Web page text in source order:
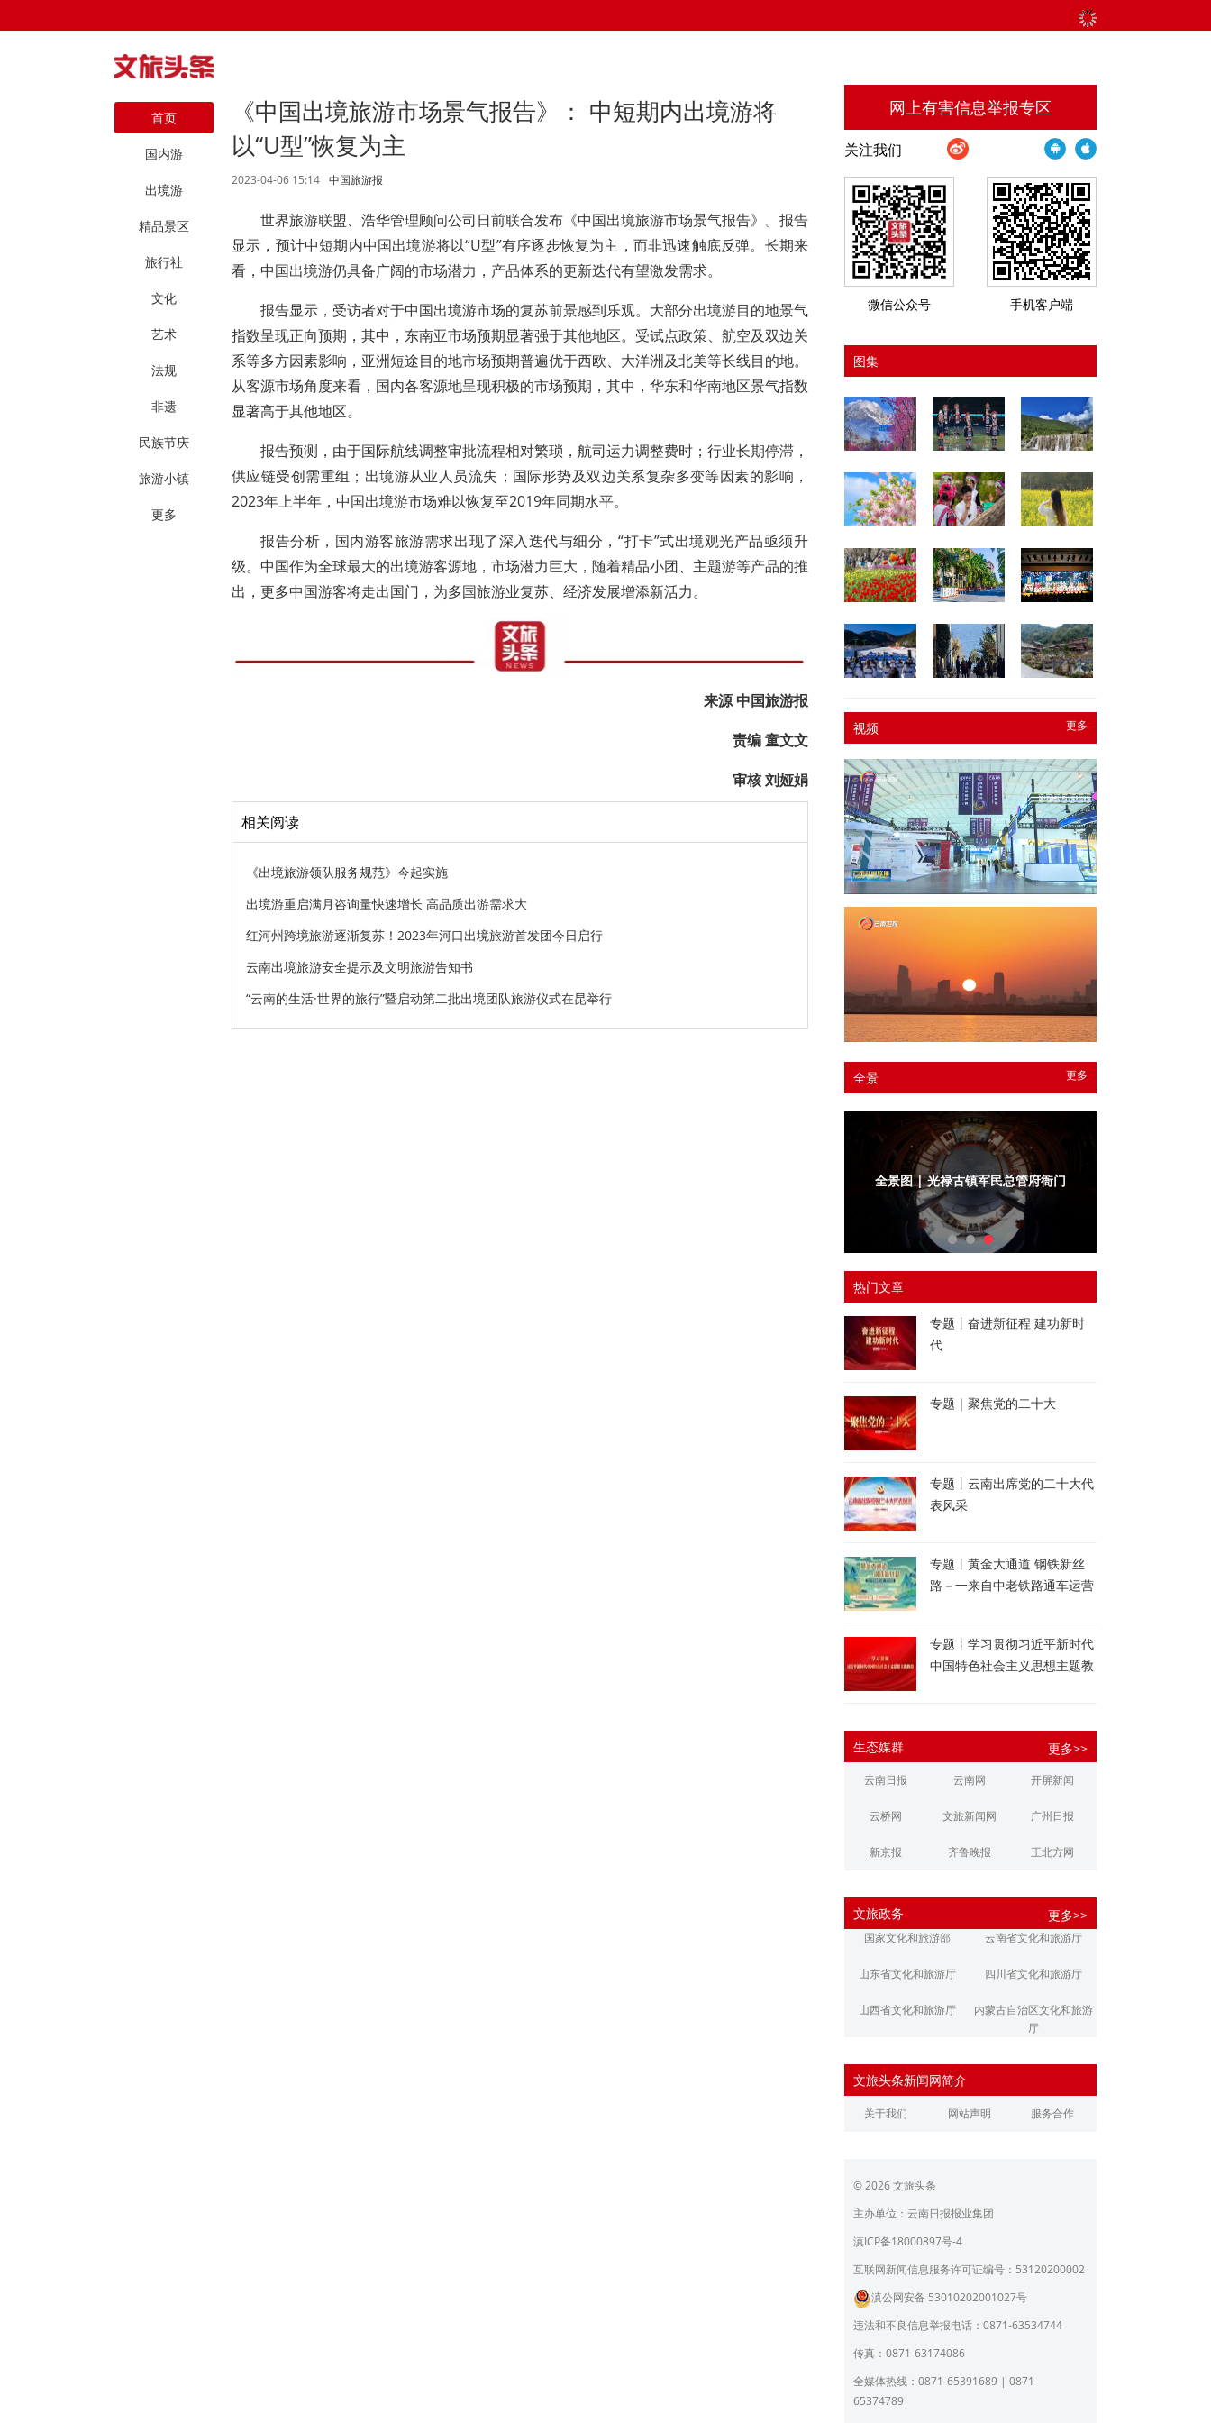
首页
国内游
出境游
精品景区
旅行社
文化
艺术
法规
非遗
民族节庆
旅游小镇
更多
《中国出境旅游市场景气报告》： 中短期内出境游将
以“U型”恢复为主
2023-04-06 15:14 中国旅游报
世界旅游联盟、浩华管理顾问公司日前联合发布《中国出境旅游市场景气报告》。报告
显示，预计中短期内中国出境游将以“U型”有序逐步恢复为主，而非迅速触底反弹。长期来
看，中国出境游仍具备广阔的市场潜力，产品体系的更新迭代有望激发需求。
报告显示，受访者对于中国出境游市场的复苏前景感到乐观。大部分出境游目的地景气
指数呈现正向预期，其中，东南亚市场预期显著强于其他地区。受试点政策、航空及双边关
系等多方因素影响，亚洲短途目的地市场预期普遍优于西欧、大洋洲及北美等长线目的地。
从客源市场角度来看，国内各客源地呈现积极的市场预期，其中，华东和华南地区景气指数
显著高于其他地区。
报告预测，由于国际航线调整审批流程相对繁琐，航司运力调整费时；行业长期停滞，
供应链受创需重组；出境游从业人员流失；国际形势及双边关系复杂多变等因素的影响，
2023年上半年，中国出境游市场难以恢复至2019年同期水平。
报告分析，国内游客旅游需求出现了深入迭代与细分，“打卡”式出境观光产品亟须升
级。中国作为全球最大的出境游客源地，市场潜力巨大，随着精品小团、主题游等产品的推
出，更多中国游客将走出国门，为多国旅游业复苏、经济发展增添新活力。
来源 中国旅游报
责编 童文文
审核 刘娅娟
相关阅读
《出境旅游领队服务规范》今起实施
出境游重启满月咨询量快速增长 高品质出游需求大
红河州跨境旅游逐渐复苏！2023年河口出境旅游首发团今日启行
云南出境旅游安全提示及文明旅游告知书
“云南的生活·世界的旅行”暨启动第二批出境团队旅游仪式在昆举行
网上有害信息举报专区
关注我们
微信公众号 手机客户端
图集
更多
视频
更多
全景
全景图 | 光禄古镇军民总管府衙门
热门文章
专题丨奋进新征程 建功新时
代
专题｜聚焦党的二十大
专题丨云南出席党的二十大代
表风采
专题丨黄金大通道 钢铁新丝
路－一来自中老铁路通车运营
专题丨学习贯彻习近平新时代
中国特色社会主义思想主题教
生态媒群 更多>>
云南日报 云南网 开屏新闻
云桥网 文旅新闻网 广州日报
新京报 齐鲁晚报 正北方网
江南都市报 潇湘晨报
文旅政务 更多>>
国家文化和旅游部 云南省文化和旅游厅
山东省文化和旅游厅 四川省文化和旅游厅
山西省文化和旅游厅
内蒙古自治区文化和旅游
厅
浙江省文化和旅游厅
江西省文化和旅游厅 河南省文化和旅游厅
广东省文化和旅游厅
育厅
陕西省文化和旅游厅 甘肃省文化和旅游厅
青海省文化和旅游厅
宁夏回族自治区文化和旅
北京市文旅局
上海市文化和旅游局
员会
文旅头条新闻网简介
关于我们 网站声明 服务合作
© 2026 文旅头条
主办单位：云南日报报业集团
滇ICP备18000897号-4
互联网新闻信息服务许可证编号：53120200002
滇公网安备 53010202001027号
违法和不良信息举报电话：0871-63534744
传真：0871-63174086
全媒体热线：0871-65391689 | 0871-
65374789